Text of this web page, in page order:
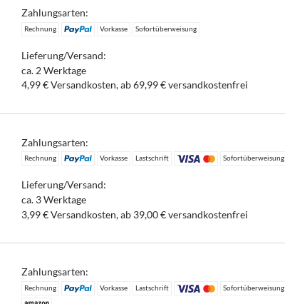
Zahlungsarten:
Rechnung Vorkasse Sofortüberweisung
Lieferung/Versand:
ca. 2 Werktage
4,99 € Versandkosten, ab 69,99 € versandkostenfrei
Zahlungsarten:
Rechnung Vorkasse Lastschrift Sofortüberweisung
Lieferung/Versand:
ca. 3 Werktage
3,99 € Versandkosten, ab 39,00 € versandkostenfrei
Zahlungsarten:
Rechnung Vorkasse Lastschrift Sofortüberweisung